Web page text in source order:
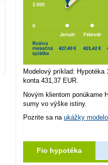
Modelový príklad: Hypotéka
konta 431,37 EUR.
Novým klientom ponúkame
sumy vo výške istiny.
Pozrite sa na ukážky
Fio hypotéka